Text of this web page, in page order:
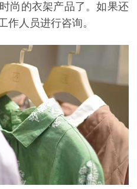
尚的衣架产品了。如果还
作人员进行咨询。